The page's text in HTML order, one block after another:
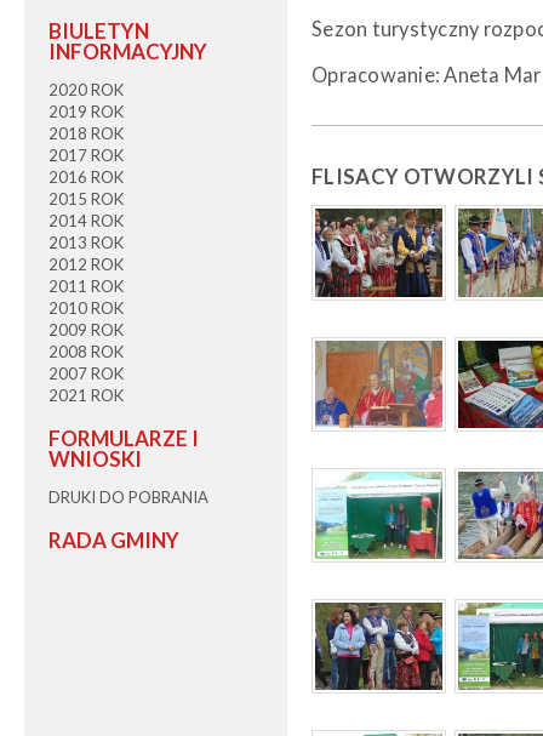
BIULETYN
INFORMACYJNY
2020 ROK
2019 ROK
2018 ROK
2017 ROK
2016 ROK
2015 ROK
2014 ROK
2013 ROK
2012 ROK
2011 ROK
2010 ROK
2009 ROK
2008 ROK
2007 ROK
2021 ROK
FORMULARZE I
WNIOSKI
DRUKI DO POBRANIA
RADA GMINY
Sezon turystyczny
Opracowanie: Aneta
FLISACY OTWORZYLI